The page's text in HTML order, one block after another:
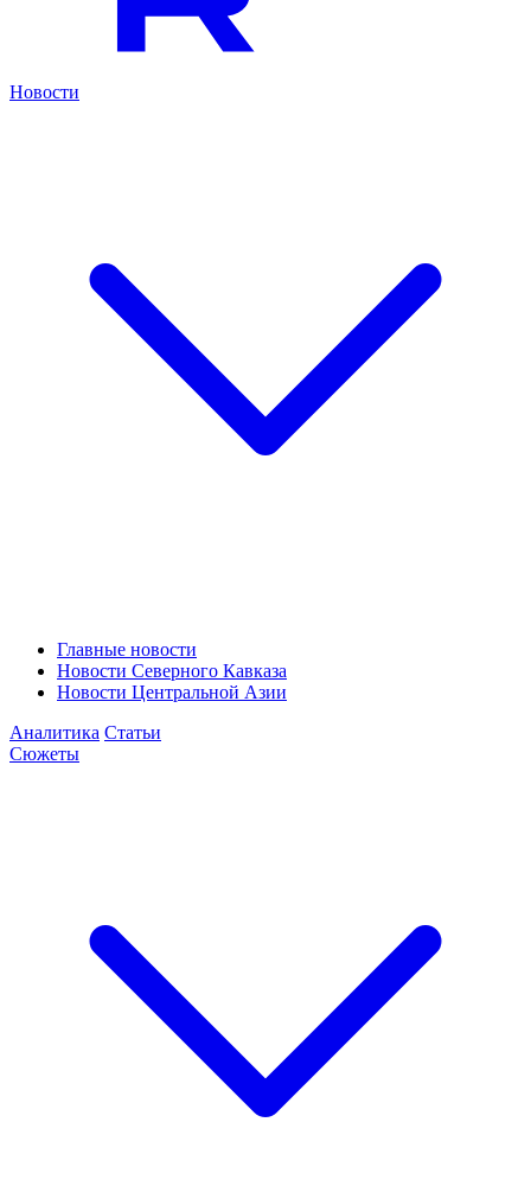
Новости
Главные новости
Новости Северного Кавказа
Новости Центральной Азии
Аналитика Статьи
Сюжеты